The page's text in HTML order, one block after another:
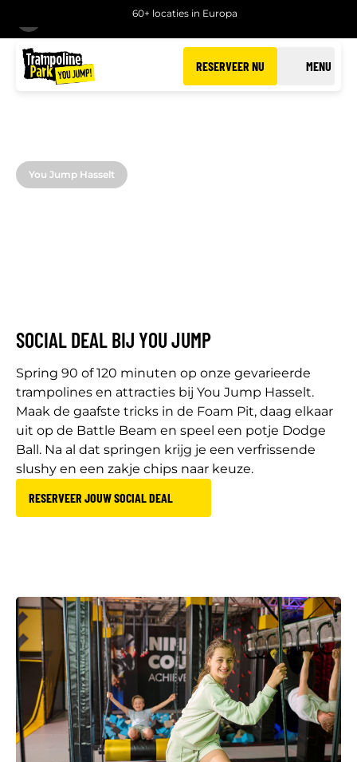
60+ locaties in Europa
RESERVEER NU MENU
You Jump Hasselt
SOCIAL DEAL BIJ YOU JUMP
Spring 90 of 120 minuten op onze gevarieerde
trampolines en attracties bij You Jump Hasselt.
Maak de gaafste tricks in de Foam Pit, daag elkaar
uit op de Battle Beam en speel een potje Dodge
Ball. Na al dat springen krijg je een verfrissende
slushy en een zakje chips naar keuze.
RESERVEER JOUW SOCIAL DEAL